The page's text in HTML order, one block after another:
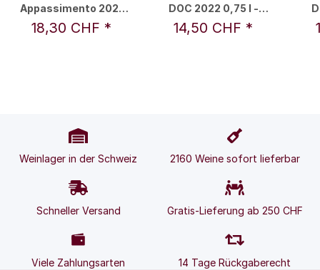
Appassimento 2021
0,75 l - Ultimo Tocco
18,30 CHF *
DOC 2022 0,75 l -
Silentium
14,50 CHF *
Weinlager in der Schweiz 2160 Weine sofort lieferbar
Schneller Versand Gratis-Lieferung ab 250 CHF
Viele Zahlungsarten 14 Tage Rückgaberecht